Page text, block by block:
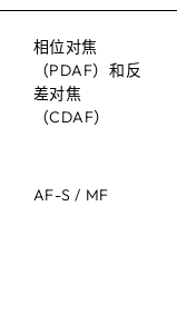
相位对焦
（PDAF）和反
差对焦
（CDAF）
AF-S / MF